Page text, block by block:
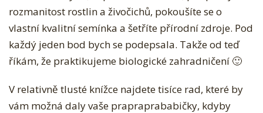
rozmanitost rostlin a živočichů, pokoušíte se o
vlastní kvalitní semínka a šetříte přírodní zdroje. Pod
každý jeden bod bych se podepsala. Takže od teď
říkám, že praktikujeme biologické zahradničení 🙂
V relativně tlusté knížce najdete tisíce rad, které by
vám možná daly vaše prapraprababičky, kdyby